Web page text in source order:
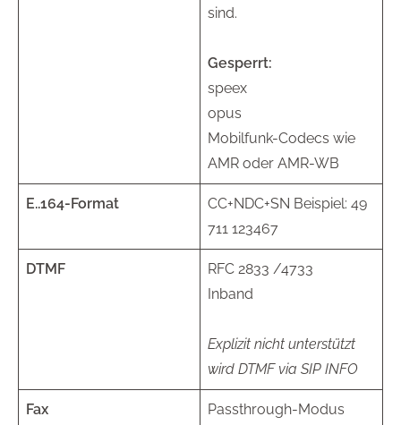
sind.
Gesperrt:
speex
opus
Mobilfunk-Codecs wie
AMR oder AMR-WB
E..164-Format
CC+NDC+SN Beispiel: 49
711 123467
DTMF
RFC 2833 /4733
Inband
Explizit nicht unterstützt
wird DTMF via SIP INFO
Fax
Passthrough-Modus